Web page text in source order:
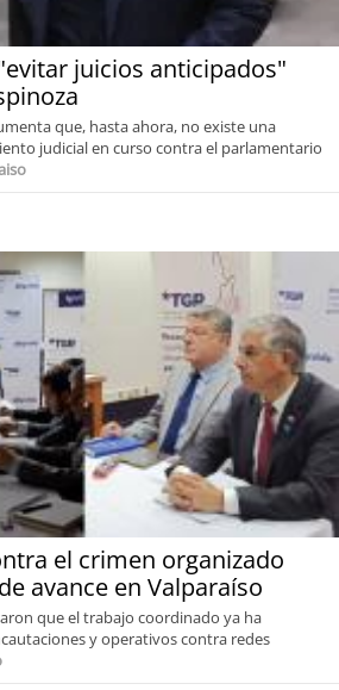
juicios anticipados"
que, hasta ahora, no existe una
judicial en curso contra el parlamentario
el crimen organizado
avance en Valparaíso
que el trabajo coordinado ya ha
y operativos contra redes